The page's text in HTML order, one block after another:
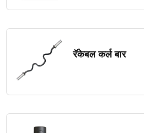
रॅकेबल कर्ल बार